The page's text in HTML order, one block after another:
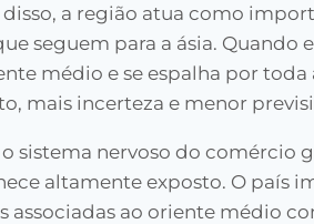
a região atua como
seguem para a ásia. Quando
médio e se espalha por
mais incerteza e menor
o sistema nervoso do comércio
altamente exposto. O país
associadas ao oriente médio